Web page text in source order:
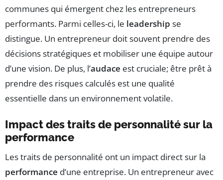
communes qui émergent chez les entrepreneurs
performants. Parmi celles-ci, le leadership se
distingue. Un entrepreneur doit souvent prendre des
décisions stratégiques et mobiliser une équipe autour
d’une vision. De plus, l’audace est cruciale; être prêt à
prendre des risques calculés est une qualité
essentielle dans un environnement volatile.
Impact des traits de personnalité sur la
performance
Les traits de personnalité ont un impact direct sur la
performance d’une entreprise. Un entrepreneur avec